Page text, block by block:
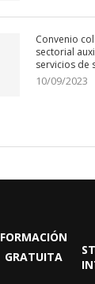
Convenio
sectorial
servicios de
10/09/2023
FORMACIÓN
GRATUITA